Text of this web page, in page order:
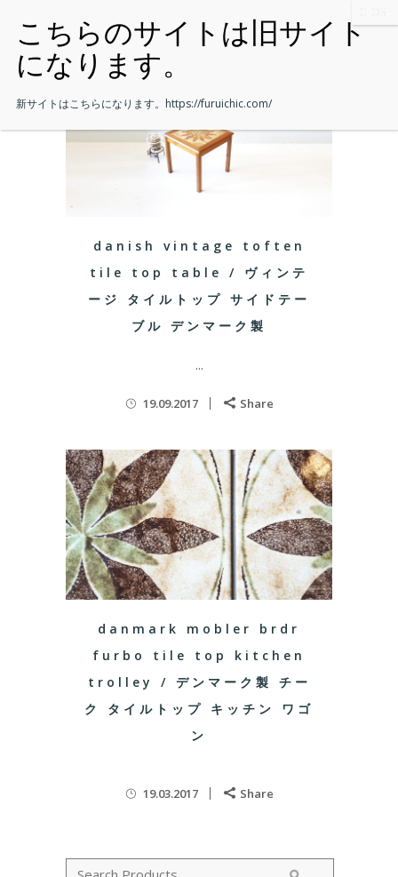
danish vintage toften
tile top table / ヴィンテ
ージ タイルトップ サイドテー
ブル デンマーク製
...
19.09.2017 Share
danmark mobler brdr
furbo tile top kitchen
trolley / デンマーク製 チー
ク タイルトップ キッチン ワゴ
ン
19.03.2017 Share
新サイトはこちらになります。 https://furuichic.com/